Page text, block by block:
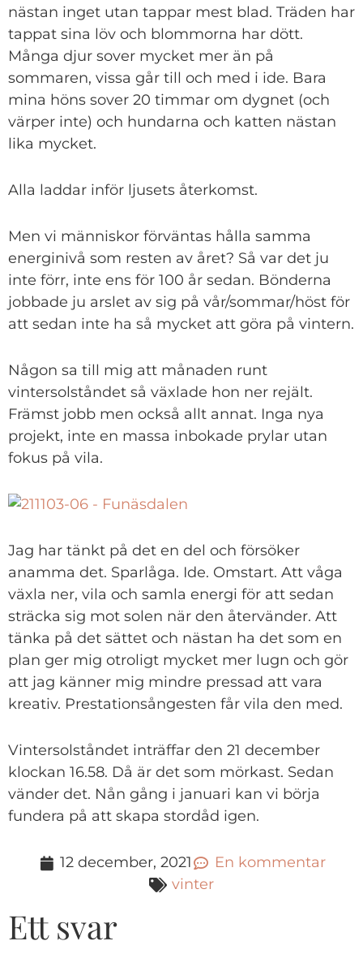
nästan inget utan tappar mest blad. Träden har
tappat sina löv och blommorna har dött.
Många djur sover mycket mer än på
sommaren, vissa går till och med i ide. Bara
mina höns sover 20 timmar om dygnet (och
värper inte) och hundarna och katten nästan
lika mycket.
Alla laddar inför ljusets återkomst.
Men vi människor förväntas hålla samma
energinivå som resten av året? Så var det ju
inte förr, inte ens för 100 år sedan. Bönderna
jobbade ju arslet av sig på vår/sommar/höst för
att sedan inte ha så mycket att göra på vintern.
Någon sa till mig att månaden runt
vintersolståndet så växlade hon ner rejält.
Främst jobb men också allt annat. Inga nya
projekt, inte en massa inbokade prylar utan
fokus på vila.
Jag har tänkt på det en del och försöker
anamma det. Sparlåga. Ide. Omstart. Att våga
växla ner, vila och samla energi för att sedan
sträcka sig mot solen när den återvänder. Att
tänka på det sättet och nästan ha det som en
plan ger mig otroligt mycket mer lugn och gör
att jag känner mig mindre pressad att vara
kreativ. Prestationsångesten får vila den med.
Vintersolståndet inträffar den 21 december
klockan 16.58. Då är det som mörkast. Sedan
vänder det. Nån gång i januari kan vi börja
fundera på att skapa stordåd igen.
12 december, 2021
En kommentar
vinter
Ett svar